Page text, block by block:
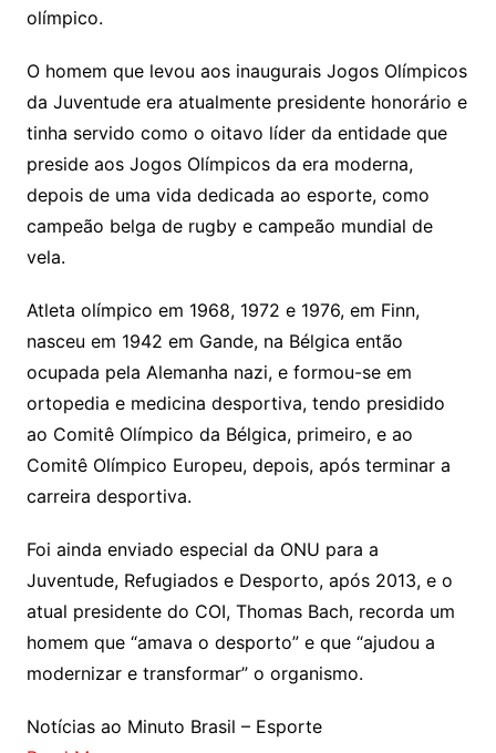
olímpico.
O homem que levou aos inaugurais Jogos Olímpicos
da Juventude era atualmente presidente honorário e
tinha servido como o oitavo líder da entidade que
preside aos Jogos Olímpicos da era moderna,
depois de uma vida dedicada ao esporte, como
campeão belga de rugby e campeão mundial de
vela.
Atleta olímpico em 1968, 1972 e 1976, em Finn,
nasceu em 1942 em Gande, na Bélgica então
ocupada pela Alemanha nazi, e formou-se em
ortopedia e medicina desportiva, tendo presidido
ao Comitê Olímpico da Bélgica, primeiro, e ao
Comitê Olímpico Europeu, depois, após terminar a
carreira desportiva.
Foi ainda enviado especial da ONU para a
Juventude, Refugiados e Desporto, após 2013, e o
atual presidente do COI, Thomas Bach, recorda um
homem que “amava o desporto” e que “ajudou a
modernizar e transformar” o organismo.
Notícias ao Minuto Brasil – Esporte